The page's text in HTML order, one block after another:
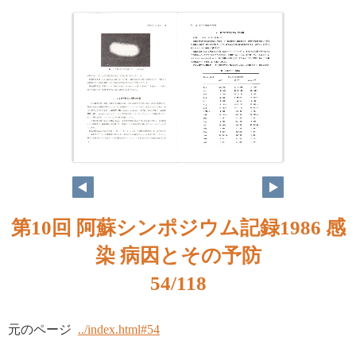
第10回 阿蘇シンポジウム記録1986 感
染 病因とその予防
54/118
元のページ ../index.html#54